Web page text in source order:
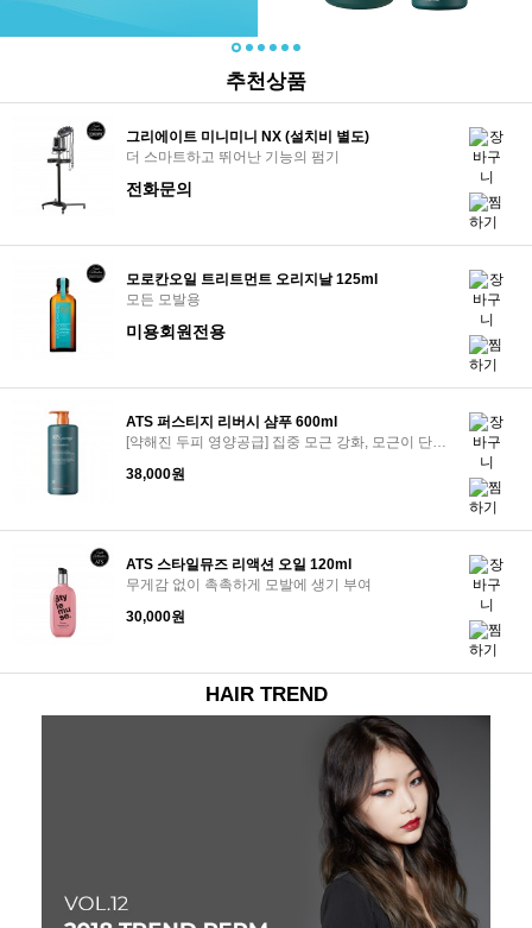
추천상품
그리에이트 미니미니 NX (설치비 별도)
더 스마트하고 뛰어난 기능의 펌기
전화문의
모로칸오일 트리트먼트 오리지날 125ml
모든 모발용
미용회원전용
ATS 퍼스티지 리버시 샴푸 600ml
[약해진 두피 영양공급] 집중 모근 강화, 모근이 단단해지며 모발 탄력과 볼륨 개선
38,000원
ATS 스타일뮤즈 리액션 오일 120ml
무게감 없이 촉촉하게 모발에 생기 부여
30,000원
HAIR TREND